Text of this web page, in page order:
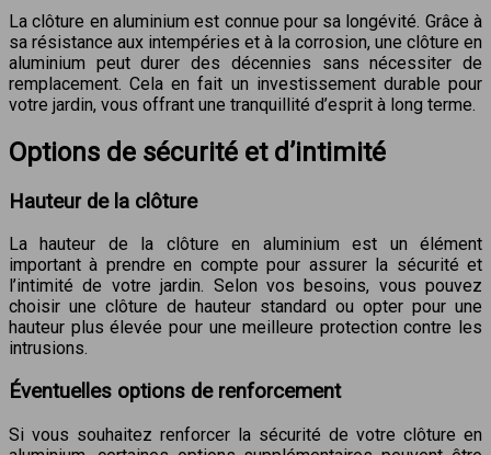
La clôture en aluminium est connue pour sa longévité. Grâce à
sa résistance aux intempéries et à la corrosion, une clôture en
aluminium peut durer des décennies sans nécessiter de
remplacement. Cela en fait un investissement durable pour
votre jardin, vous offrant une tranquillité d’esprit à long terme.
Options de sécurité et d’intimité
Hauteur de la clôture
La hauteur de la clôture en aluminium est un élément
important à prendre en compte pour assurer la sécurité et
l’intimité de votre jardin. Selon vos besoins, vous pouvez
choisir une clôture de hauteur standard ou opter pour une
hauteur plus élevée pour une meilleure protection contre les
intrusions.
Éventuelles options de renforcement
Si vous souhaitez renforcer la sécurité de votre clôture en